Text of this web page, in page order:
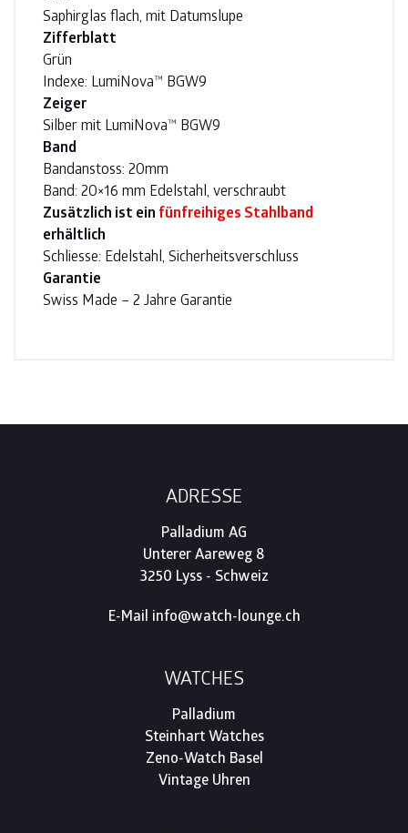
Saphirglas flach, mit Datumslupe
Zifferblatt
Grün
Indexe: LumiNova™ BGW9
Zeiger
Silber mit LumiNova™ BGW9
Band
Bandanstoss: 20mm
Band: 20×16 mm Edelstahl, verschraubt
Zusätzlich ist ein fünfreihiges Stahlband
erhältlich
Schliesse: Edelstahl, Sicherheitsverschluss
Garantie
Swiss Made – 2 Jahre Garantie
ADRESSE
Palladium AG
Unterer Aareweg 8
3250 Lyss - Schweiz
E-Mail info@watch-lounge.ch
WATCHES
Palladium
Steinhart Watches
Zeno-Watch Basel
Vintage Uhren